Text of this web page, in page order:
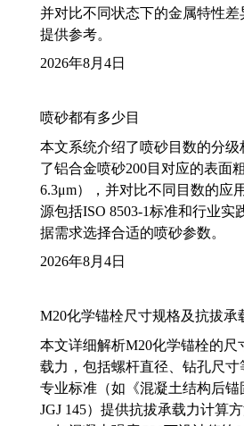
并对比不同状态下的金属特性
提供参考。
2026年8月4日
喷砂都有多少目
本文系统介绍了喷砂目数的分
了铝合金喷砂200目对应的表面
6.3μm），并对比不同目数的应
源包括ISO 8503-1标准和行业实
据需求选择合适的喷砂参数。
2026年8月4日
M20化学锚栓尺寸规格及抗拔承
本文详细解析M20化学锚栓的尺
载力，包括螺杆直径、钻孔尺
专业标准（如《混凝土结构后锚
JGJ 145）提供抗拔承载力计算